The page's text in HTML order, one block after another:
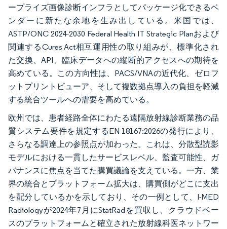
ープライズ画像診断インフラとしてパッケージ化できるベ
ンダーに新たな余地を生み出している。米国では、
ASTP/ONC 2024-2030 Federal Health IT Strategic Planおよび
関連するCures Act相互運用性の取り組みが、標準化され
た交換、API、臨床データへの縦断的アクセスへの期待を
高めている。この方向性は、PACS/VNAの近代化、ゼロフ
ットプリントビューア、そして複数拠点導入の負担を軽減
する統合ツールへの需要を高めている。
欧州では、患者経路全体にわたる遠隔放射線診断業務の品
質システム要件を規定するEN 18167:2026の発行により、
さらなる調達上の参照点が加わった。これは、分散型読影
モデルにおける一貫したサービスレベル、監査可能性、ガ
バナンスに焦点を当てた購買議論を支えている。一方、業
界の統合とプラットフォーム拡大は、購買側がどこに支出
を配分しているかを示しており、その一例として、I-MED
Radiologyが2024年7月にStatRadを買収し、クラウドベー
スのプラットフォームと確立された放射線科医ネットワー